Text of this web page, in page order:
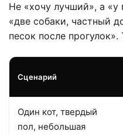
Не «хочу лучший», а «у
«две собаки, частный
песок после
Сценарий
Один кот, твердый
пол, небольшая